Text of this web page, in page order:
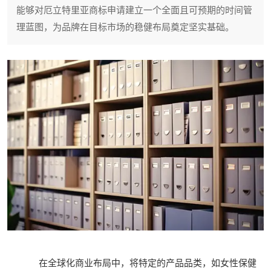
能够对厄立特里亚商标申请建立一个全面且可预期的时间管
理蓝图，为品牌在目标市场的稳健布局奠定坚实基础。
在全球化商业布局中，将特定的产品品类，如女性保健